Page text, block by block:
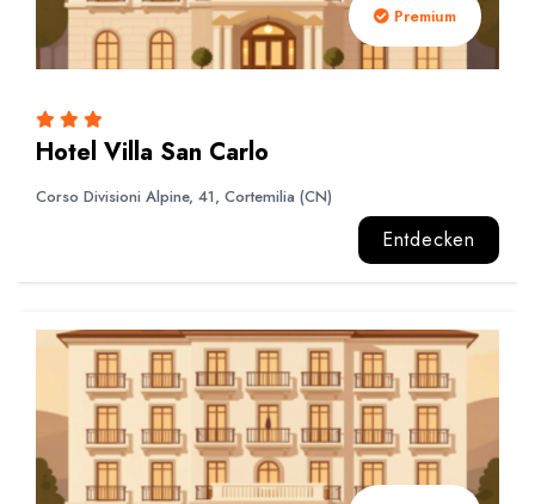
Premium
Hotel Villa San Carlo
Corso Divisioni Alpine, 41, Cortemilia (CN)
Entdecken